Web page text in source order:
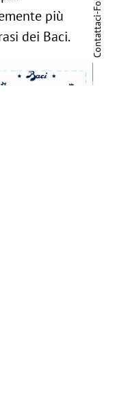
Contattaci
-
più
dei Baci.